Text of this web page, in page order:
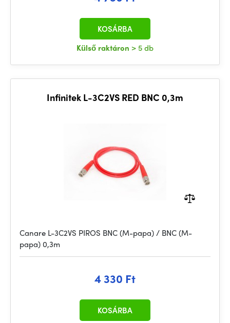
Külső raktáron > 5 db
KOSÁRBA
Infinitek L-3C2VS RED BNC 0,3m
Canare L-3C2VS PIROS BNC (M-papa) / BNC (M-
papa) 0,3m
4 330 Ft
KOSÁRBA